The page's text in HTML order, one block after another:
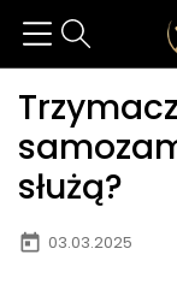
służą?
today 03.03.2025